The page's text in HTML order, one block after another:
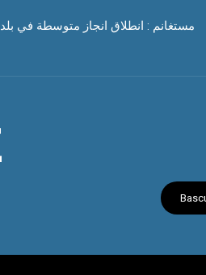
مستغانم : انطلاق انجاز متوسطة في